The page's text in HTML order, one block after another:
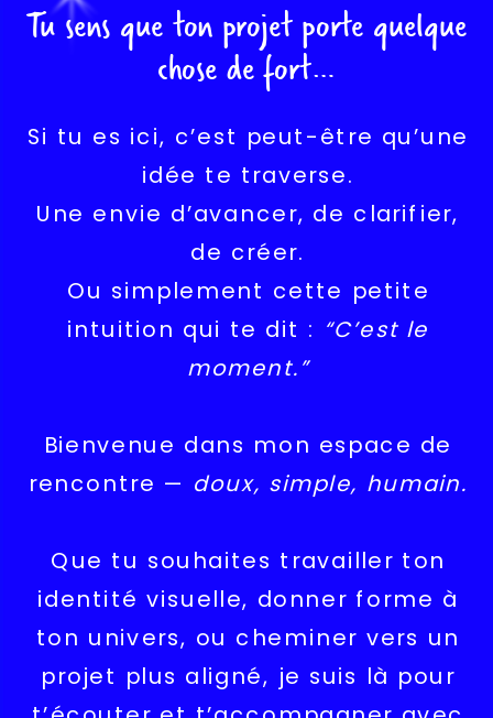
Si tu es ici, c’est peut-être qu’une
idée te traverse.
Une envie d’avancer, de clarifier,
de créer.
Ou simplement cette petite
intuition qui te dit : “C’est le
moment.”
Bienvenue dans mon espace de
rencontre — doux, simple, humain.
Que tu souhaites travailler ton
identité visuelle, donner forme à
ton univers, ou cheminer vers un
projet plus aligné, je suis là pour
Tu sens que ton projet porte quelque
chose de fort…